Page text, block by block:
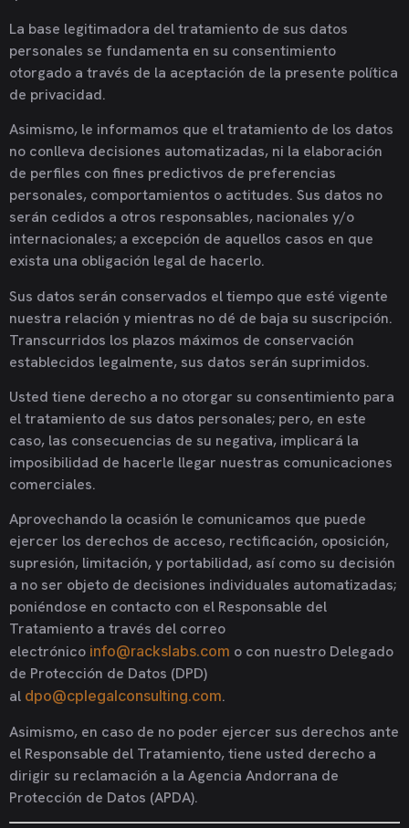
La base legitimadora del tratamiento de sus datos
personales se fundamenta en su consentimiento
otorgado a través de la aceptación de la presente política
de privacidad.
Asimismo, le informamos que el tratamiento de los datos
no conlleva decisiones automatizadas, ni la elaboración
de perfiles con fines predictivos de preferencias
personales, comportamientos o actitudes. Sus datos no
serán cedidos a otros responsables, nacionales y/o
internacionales; a excepción de aquellos casos en que
exista una obligación legal de hacerlo.
Sus datos serán conservados el tiempo que esté vigente
nuestra relación y mientras no dé de baja su suscripción.
Transcurridos los plazos máximos de conservación
establecidos legalmente, sus datos serán suprimidos.
Usted tiene derecho a no otorgar su consentimiento para
el tratamiento de sus datos personales; pero, en este
caso, las consecuencias de su negativa, implicará la
imposibilidad de hacerle llegar nuestras comunicaciones
comerciales.
Aprovechando la ocasión le comunicamos que puede
ejercer los derechos de acceso, rectificación, oposición,
supresión, limitación, y portabilidad, así como su decisión
a no ser objeto de decisiones individuales automatizadas;
poniéndose en contacto con el Responsable del
Tratamiento a través del correo
electrónico info@rackslabs.com o con nuestro Delegado
de Protección de Datos (DPD)
al dpo@cplegalconsulting.com.
Asimismo, en caso de no poder ejercer sus derechos ante
el Responsable del Tratamiento, tiene usted derecho a
dirigir su reclamación a la Agencia Andorrana de
Protección de Datos (APDA).